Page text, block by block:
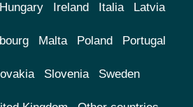
Hungary Ireland Italia Latvia
Malta Poland Portugal
Slovenia Sweden